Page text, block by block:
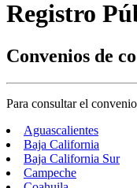
Registro
Convenios de
Para consultar el
Aguascalientes
Baja California
Baja California Sur
Campeche